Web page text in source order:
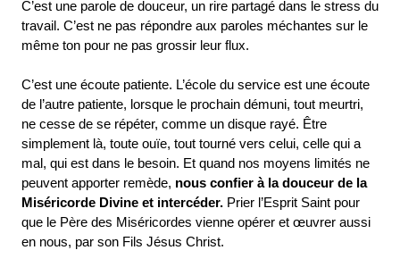
C’est une parole de douceur, un rire partagé dans le stress du
travail. C’est ne pas répondre aux paroles méchantes sur le
même ton pour ne pas grossir leur flux.
C’est une écoute patiente. L’école du service est une écoute
de l’autre patiente, lorsque le prochain démuni, tout meurtri,
ne cesse de se répéter, comme un disque rayé. Être
simplement là, toute ouïe, tout tourné vers celui, celle qui a
mal, qui est dans le besoin. Et quand nos moyens limités ne
peuvent apporter remède, nous confier à la douceur de la
Miséricorde Divine et intercéder. Prier l’Esprit Saint pour
que le Père des Miséricordes vienne opérer et œuvrer aussi
en nous, par son Fils Jésus Christ.